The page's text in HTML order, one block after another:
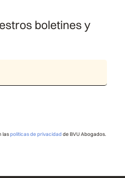
boletines y
laspolíticas de privacidad de BVU Abogados.